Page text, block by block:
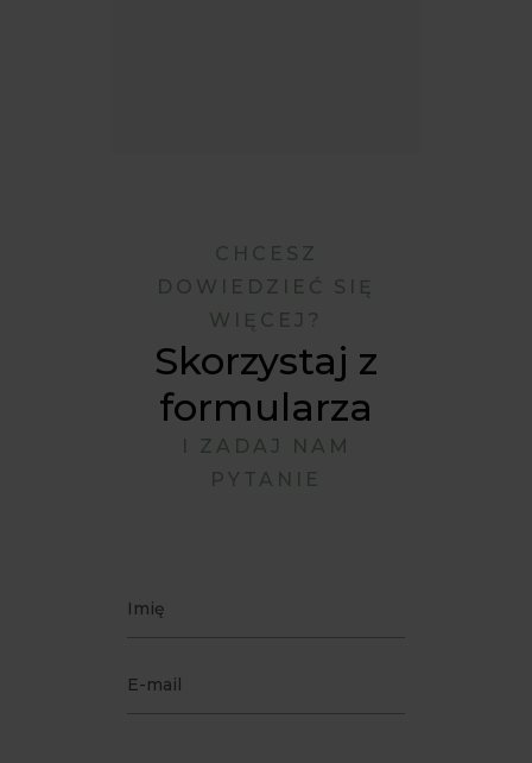
CHCESZ
DOWIEDZIEĆ SIĘ
WIĘCEJ?
Skorzystaj z
formularza
I ZADAJ NAM
PYTANIE